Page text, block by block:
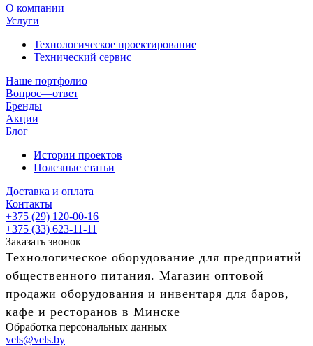
О компании
Услуги
Технологическое проектирование
Технический сервис
Наше портфолио
Вопрос—ответ
Бренды
Акции
Блог
Истории проектов
Полезные статьи
Доставка и оплата
Контакты
+375 (29) 120-00-16
+375 (33) 623-11-11
Заказать звонок
Технологическое оборудование для предприятий
общественного питания. Магазин оптовой
продажи оборудования и инвентаря для баров,
кафе и ресторанов в Минске
Обработка персональных данных
vels@vels.by